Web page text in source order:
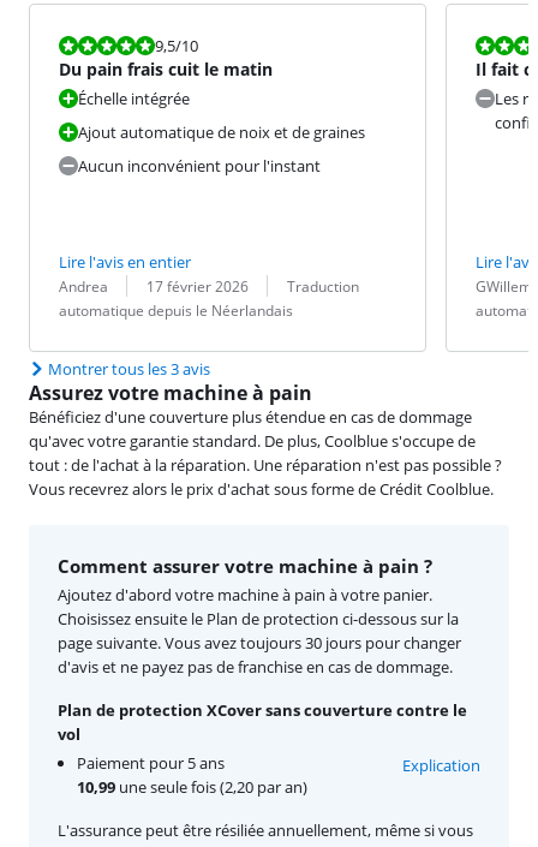
La note est 9,5 sur 10.
9,5/10
Du pain frais cuit le matin
Échelle intégrée
Ajout automatique de noix et de graines
Aucun inconvénient pour l'instant
Lire l'avis en entier
Évaluation par :
Andrea
Date : 17 février 2026
Traduction :
Traduction
automatique depuis le Néerlandais
La note est
Il fait
Les
Lire
Évaluation
Date :
Traduction :
Montrer tous les 3 avis
Assurez votre machine à pain
Bénéficiez d'une couverture plus étendue en cas de dommage
qu'avec votre garantie standard. De plus, Coolblue s'occupe de
tout : de l'achat à la réparation. Une réparation n'est pas possible ?
Vous recevrez alors le prix d'achat sous forme de Crédit Coolblue.
Comment assurer votre machine à pain ?
Ajoutez d'abord votre machine à pain à votre panier.
Choisissez ensuite le Plan de protection ci-dessous sur la
page suivante. Vous avez toujours 30 jours pour changer
d'avis et ne payez pas de franchise en cas de dommage.
Plan de protection XCover sans couverture contre le
vol
Paiement pour 5 ans
10,99 une seule fois (2,20 par an)
Explication
L'assurance peut être résiliée annuellement, même si vous